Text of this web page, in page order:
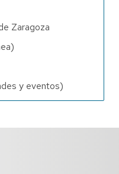
Zaragoza
y eventos)